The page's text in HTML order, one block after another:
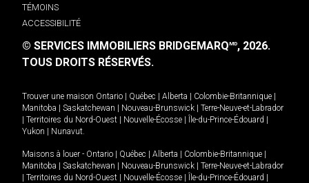
TÉMOINS
ACCESSIBILITÉ
© SERVICES IMMOBILIERS BRIDGEMARQMD, 2026.
TOUS DROITS RÉSERVÉS.
Trouver une maison Ontario | Québec | Alberta | Colombie-Britannique |
Manitoba | Saskatchewan | Nouveau-Brunswick | Terre-Neuve-et-Labrador
| Territoires du Nord-Ouest | Nouvelle-Écosse | Île-du-Prince-Édouard |
Yukon | Nunavut
Maisons à louer - Ontario | Québec | Alberta | Colombie-Britannique |
Manitoba | Saskatchewan | Nouveau-Brunswick | Terre-Neuve-et-Labrador
| Territoires du Nord-Ouest | Nouvelle-Écosse | Île-du-Prince-Édouard |